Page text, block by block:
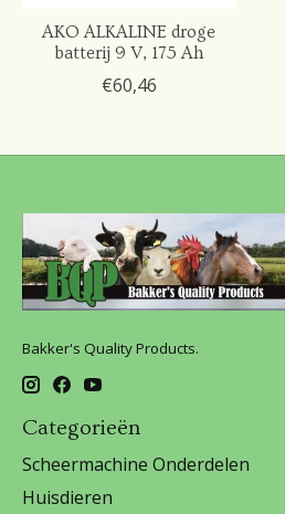
AKO ALKALINE droge
batterij 9 V, 175 Ah
€60,46
Bakker's Quality Products.
Categorieën
Scheermachine Onderdelen
Huisdieren